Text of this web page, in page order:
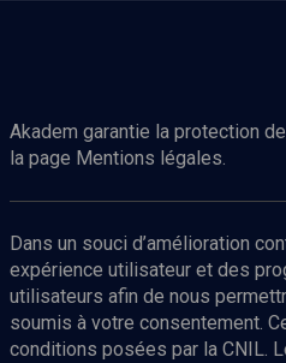
Akadem garantie la protection
la page Mentions légales.
Dans un souci d’amélioration
expérience utilisateur et des
utilisateurs afin de nous
soumis à votre consentement.
conditions posées par la CNIL.